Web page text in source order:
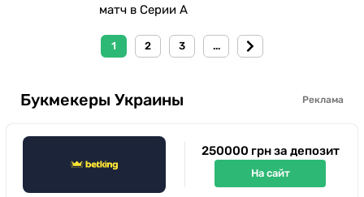
матч в Серии А
1 2 3 ...
Букмекеры Украины Реклама
250000 грн за депозит
На сайт